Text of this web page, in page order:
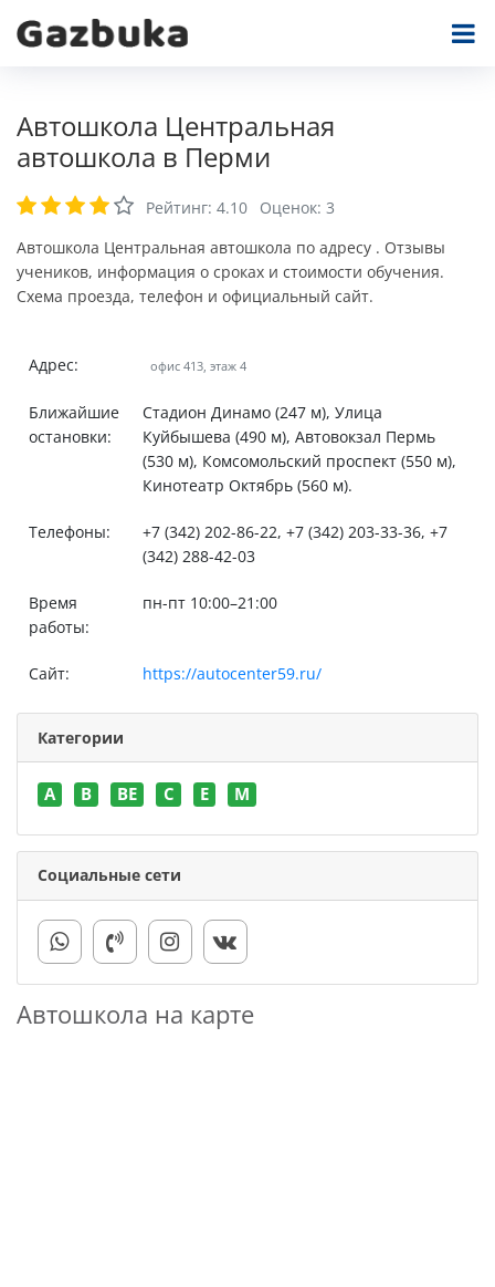
Автошкола Центральная
автошкола в Перми
Рейтинг: 4.10 Оценок: 3
Автошкола Центральная автошкола по адресу . Отзывы
учеников, информация о сроках и стоимости обучения.
Схема проезда, телефон и официальный сайт.
Адрес: офис 413, этаж 4
Ближайшие
остановки:
Стадион Динамо (247 м), Улица
Куйбышева (490 м), Автовокзал Пермь
(530 м), Комсомольский проспект (550 м),
Кинотеатр Октябрь (560 м).
Телефоны:
+7 (342) 202-86-22, +7 (342) 203-33-36, +7
(342) 288-42-03
Время
работы:
пн-пт 10:00–21:00
Сайт: https://autocenter59.ru/
Категории
A B BE C E M
Социальные сети
Автошкола на карте